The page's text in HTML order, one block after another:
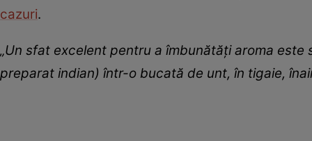
cazuri.
„Un sfat excelent pentru a îmbunătăți aroma
preparat indian) într-o bucată de unt, în tigaie,